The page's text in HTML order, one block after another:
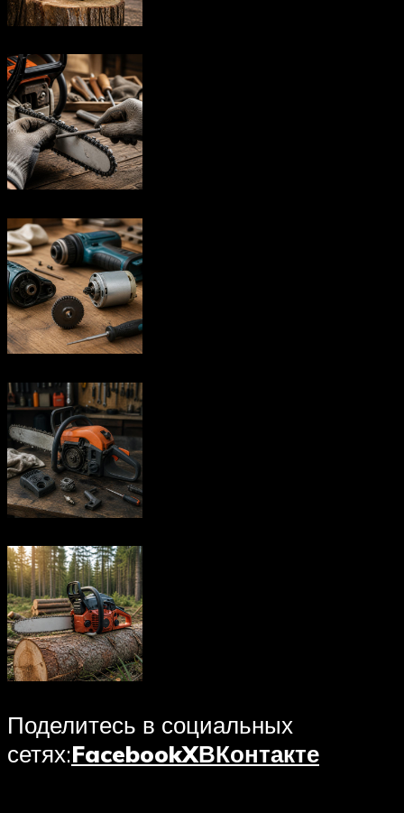
Поделитесь в социальных
сетях:FacebookXВКонтакте